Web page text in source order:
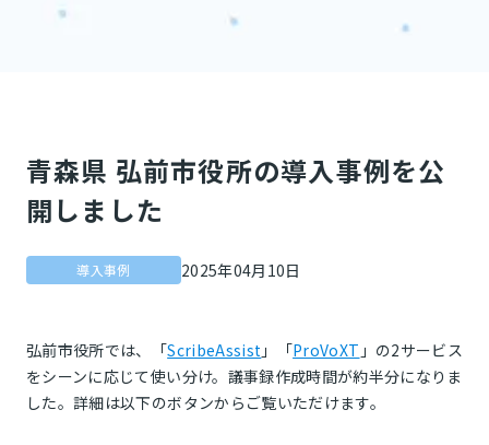
青森県 弘前市役所の導入事例を公
開しました
導入事例 2025年04月10日
弘前市役所では、「ScribeAssist 」「ProVoXT 」の2サービス
をシーンに応じて使い分け。議事録作成時間が約半分になりま
した。詳細は以下のボタンからご覧いただけます。